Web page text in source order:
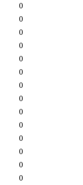
0
0
0
0
0
0
0
0
0
0
0
0
0
0